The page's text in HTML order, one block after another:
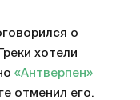
о
хотели
«Антверпен»
отменил его.